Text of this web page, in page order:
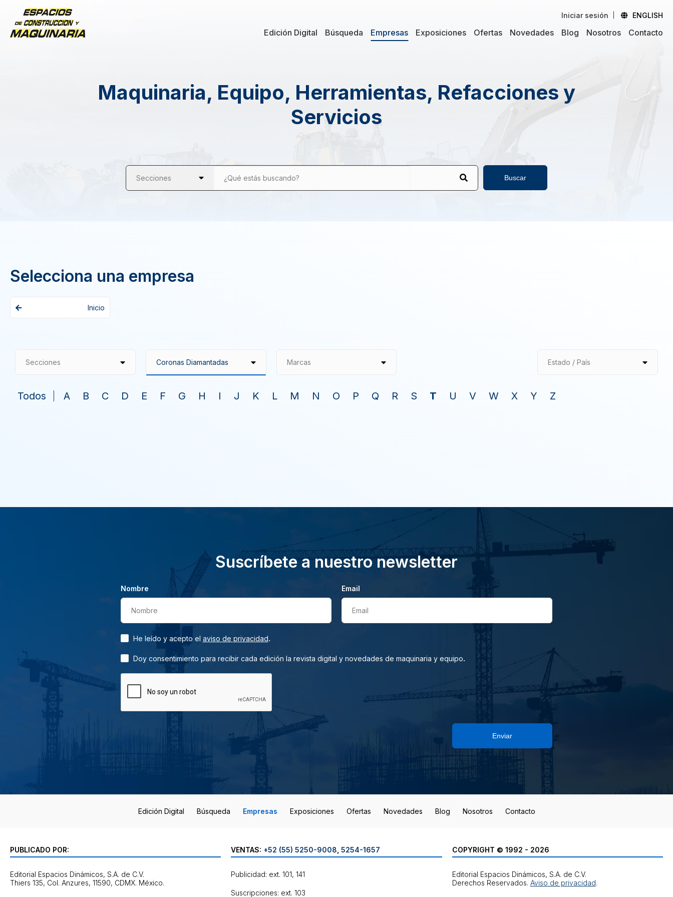
Iniciar sesión ENGLISH
Edición Digital Búsqueda Empresas Exposiciones Ofertas Novedades Blog Nosotros Contacto
Maquinaria, Equipo, Herramientas, Refacciones y
Servicios
Secciones ¿Qué estás buscando? Buscar
Selecciona una empresa
Inicio
Secciones Marcas Estado / País
Todos A B C D E F G H I J K L M N O P Q R S T U V W X Y Z
Suscríbete a nuestro newsletter
Nombre
Nombre
Email
Email
He leído y acepto el aviso de privacidad.
Doy consentimiento para recibir cada edición la revista digital y novedades de maquinaria y equipo.
Enviar
Edición Digital Búsqueda Empresas Exposiciones Ofertas Novedades Blog Nosotros Contacto
PUBLICADO POR:
Editorial Espacios Dinámicos, S.A. de C.V.
VENTAS: +52 (55) 5250-9008 ,5254-1657
Publicidad: ext. 101, 141
Suscripciones: ext. 103
COPYRIGHT © 1992 - 2026
Editorial Espacios Dinámicos, S.A. de C.V.
Derechos Reservados. Aviso de privacidad.